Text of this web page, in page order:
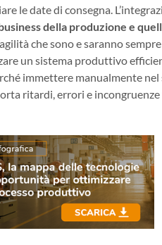
le date di consegna.
della produzione e
che sono e saranno
un sistema produttivo
immettere manualmente nel
ritardi, errori e incongruenze